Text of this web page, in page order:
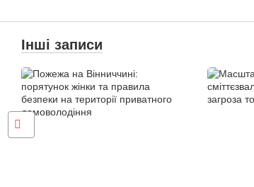
Інші записи